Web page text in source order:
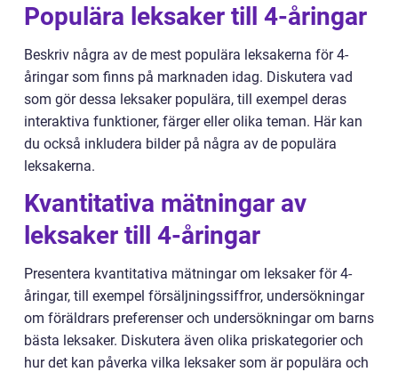
Populära leksaker till 4-åringar
Beskriv några av de mest populära leksakerna för 4-
åringar som finns på marknaden idag. Diskutera vad
som gör dessa leksaker populära, till exempel deras
interaktiva funktioner, färger eller olika teman. Här kan
du också inkludera bilder på några av de populära
leksakerna.
Kvantitativa mätningar av
leksaker till 4-åringar
Presentera kvantitativa mätningar om leksaker för 4-
åringar, till exempel försäljningssiffror, undersökningar
om föräldrars preferenser och undersökningar om barns
bästa leksaker. Diskutera även olika priskategorier och
hur det kan påverka vilka leksaker som är populära och